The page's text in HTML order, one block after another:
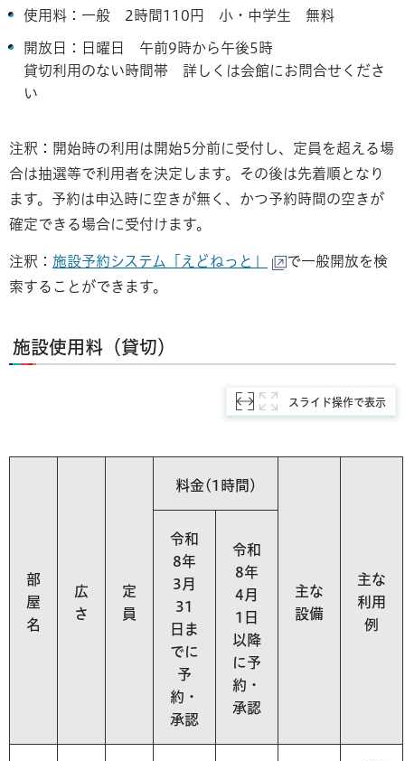
使用料：一般 2時間110円 小・中学生 無料
開放日：日曜日 午前9時から午後5時
貸切利用のない時間帯 詳しくは会館にお問合せくださ
い
注釈：開始時の利用は開始5分前に受付し、定員を超える場
合は抽選等で利用者を決定します。その後は先着順となり
ます。予約は申込時に空きが無く、かつ予約時間の空きが
確定できる場合に受付けます。
注釈： 施設予約システム「えどねっと」
で一般開放を検
索することができます。
施設使用料（貸切）
スライド操作で表示
部
屋
名
広
さ
定
員
料金(1時間)
主な
設備
主な
利用
例
令和
8年
3月
31
日ま
でに
予
約・
承認
令和
8年
4月
1日
以降
に予
約・
承認